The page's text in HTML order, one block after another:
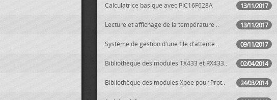
13/11/2017
Calculatrice basique avec PIC16F628A
13/11/2017
Lecture et affichage de la température ..
09/11/2017
Système de gestion d'une file d'attente..
02/04/2014
Bibliothèque des modules TX433 et RX433..
24/03/2014
Bibliothèque des modules Xbee pour Prot..